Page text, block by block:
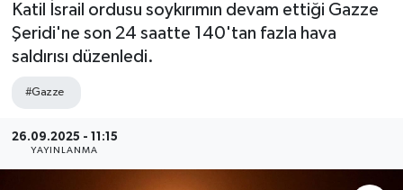
Katil İsrail ordusu soykırımın devam ettiği Gazze
Şeridi'ne son 24 saatte 140'tan fazla hava
saldırısı düzenledi.
#Gazze
26.09.2025 - 11:15
YAYINLANMA
Gündem
Siyaset
Son Dakika Haberleri